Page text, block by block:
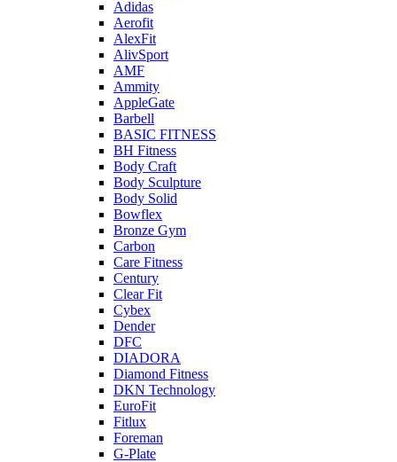
Adidas
Aerofit
AlexFit
AlivSport
AMF
Ammity
AppleGate
Barbell
BASIC FITNESS
BH Fitness
Body Craft
Body Sculpture
Body Solid
Bowflex
Bronze Gym
Carbon
Care Fitness
Century
Clear Fit
Cybex
Dender
DFC
DIADORA
Diamond Fitness
DKN Technology
EuroFit
Fitlux
Foreman
G-Plate